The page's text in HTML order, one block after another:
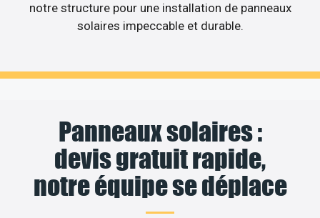
notre structure pour une installation de panneaux
solaires impeccable et durable.
Panneaux solaires :
devis gratuit rapide,
notre équipe se déplace